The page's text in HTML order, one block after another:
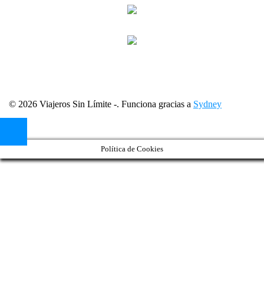
© 2026 Viajeros Sin Límite -. Funciona gracias a Sydney
Política de Cookies